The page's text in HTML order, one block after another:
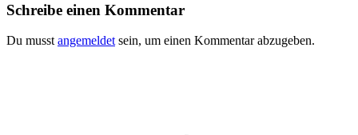
Schreibe einen Kommentar
Du musst angemeldet sein, um einen Kommentar abzugeben.